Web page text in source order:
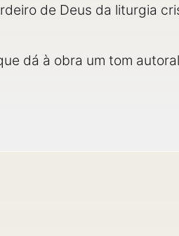
de Deus da liturgia
dá à obra um tom